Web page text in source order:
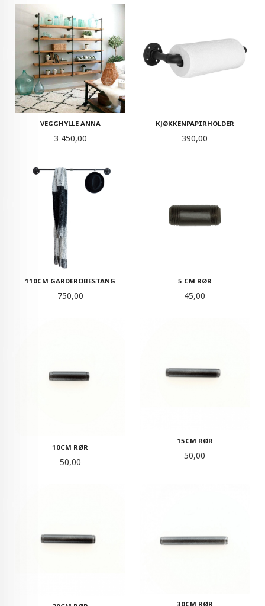
VEGGHYLLE ANNA
Pris
3 450,00
KJØKKENPAPIRHOLDER
Pris
390,00
110CM GARDEROBESTANG
Pris
750,00
5 CM RØR
Pris
45,00
10CM RØR
Pris
50,00
15CM RØR
Pris
50,00
30CM RØR